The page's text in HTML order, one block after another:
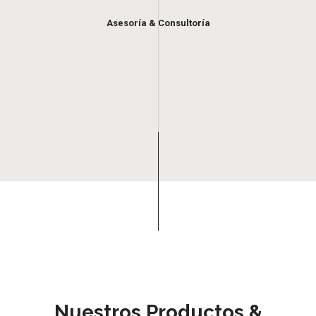
Asesoría & Consultoría